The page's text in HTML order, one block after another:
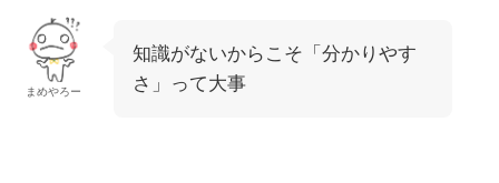
まめやろー
知識がないからこそ「分かりやす
さ」って大事